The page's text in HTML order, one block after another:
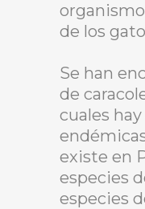
de los
Se han
de
cuales
existe en
especies
especies